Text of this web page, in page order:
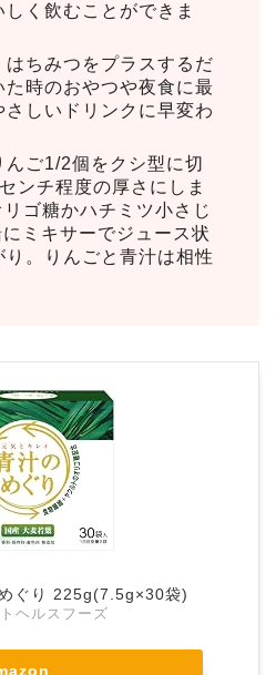
く飲むことができま
はちみつをプラスするだ
た時のおやつや夜食に最
しいドリンクに早変わ
んご1/2個をクシ型に切
ンチ程度の厚さにしま
ゴ糖かハチミツ小さじ
ミキサーでジュース状
。りんごと青汁は相性
ぐり 225g(7.5g×30袋)
ヘルスフーズ